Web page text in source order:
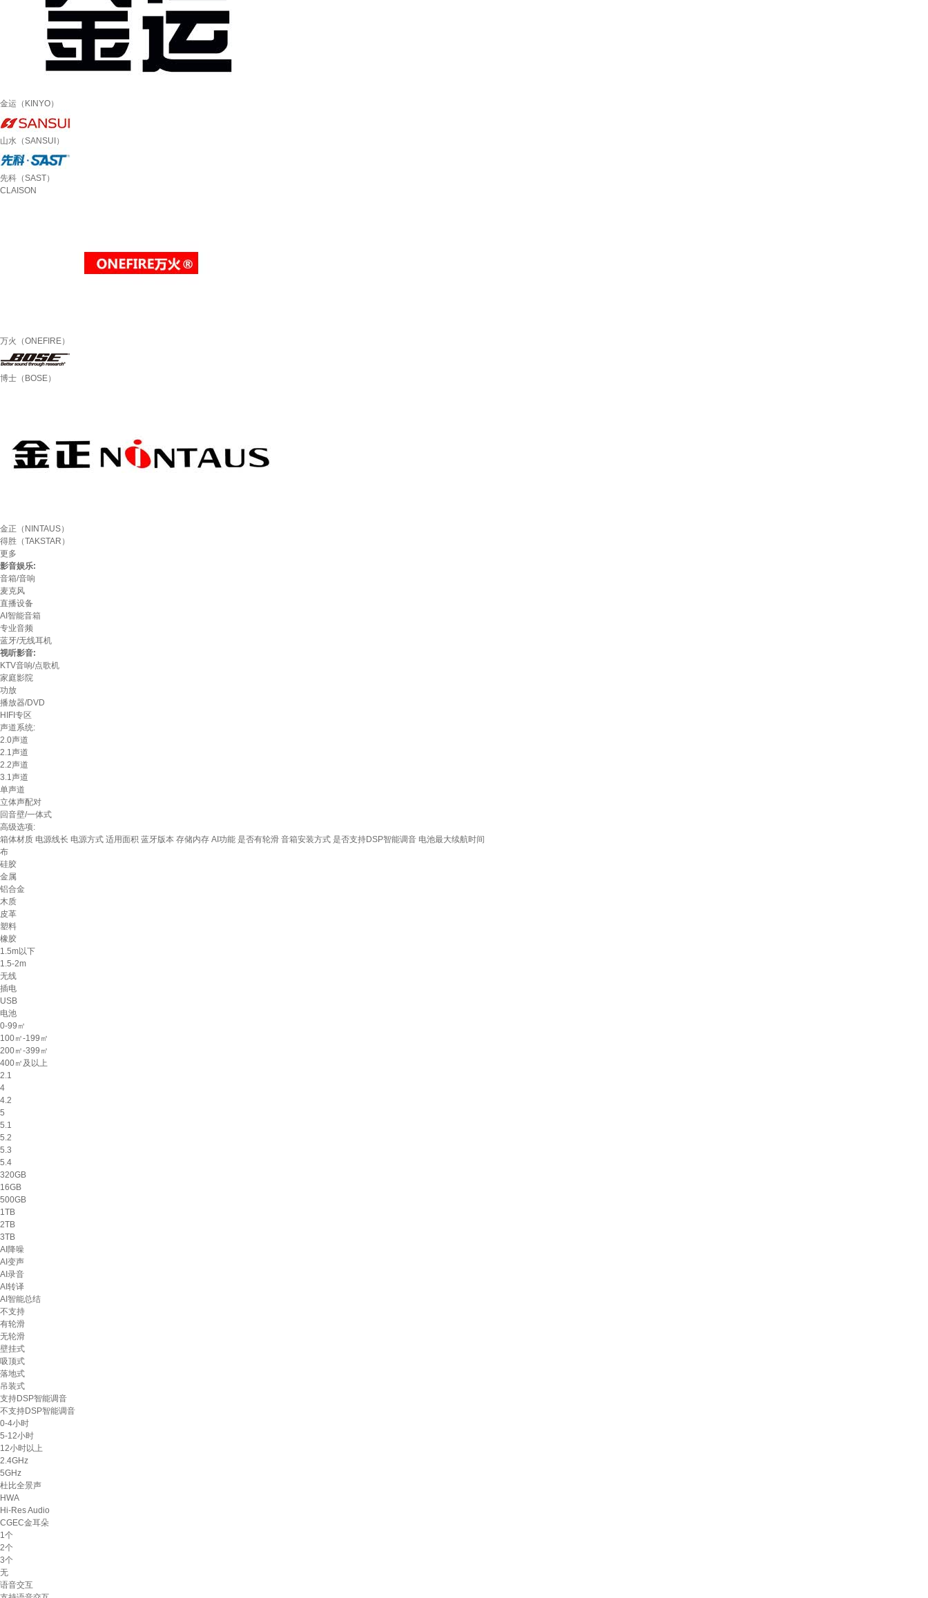
金运（KINYO）
山水（SANSUI）
先科（SAST）
CLAISON
万火（ONEFIRE）
博士（BOSE）
金正（NINTAUS）
得胜（TAKSTAR）
更多
影音娱乐:
音箱/音响
麦克风
直播设备
AI智能音箱
专业音频
蓝牙/无线耳机
视听影音:
KTV音响/点歌机
家庭影院
功放
播放器/DVD
HIFI专区
声道系统:
2.0声道
2.1声道
2.2声道
3.1声道
单声道
立体声配对
回音壁/一体式
高级选项:
箱体材质 电源线长 电源方式 适用面积 蓝牙版本 存储内存 AI功能 是否有轮滑 音箱安装方式 是否支持DSP智能调音 电池最大续航时间
布
硅胶
金属
铝合金
木质
皮革
塑料
橡胶
1.5m以下
1.5-2m
无线
插电
USB
电池
0-99㎡
100㎡-199㎡
200㎡-399㎡
400㎡及以上
2.1
4
4.2
5
5.1
5.2
5.3
5.4
320GB
16GB
500GB
1TB
2TB
3TB
AI降噪
AI变声
AI录音
AI转译
AI智能总结
不支持
有轮滑
无轮滑
壁挂式
吸顶式
落地式
吊装式
支持DSP智能调音
不支持DSP智能调音
0-4小时
5-12小时
12小时以上
2.4GHz
5GHz
杜比全景声
HWA
Hi-Res Audio
CGEC金耳朵
1个
2个
3个
无
语音交互